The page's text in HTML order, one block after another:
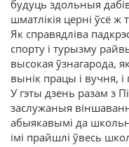
будуць здольныя
шматлікія церні ўсё ж
Як справядліва
спорту і турызму
высокая ўзнагарода,
вынік працы і вучня, і
У гэты дзень разам з
заслужаныя
абыякавымі да
імі прайшлі ўвесь